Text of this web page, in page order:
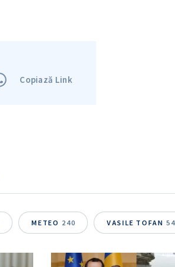
Copiază Link
METEO 240 VASILE TOFAN 54